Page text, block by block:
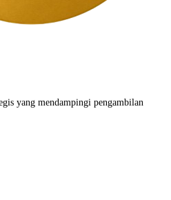
yang mendampingi pengambilan